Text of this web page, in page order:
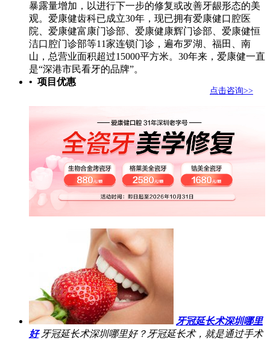
暴露量增加，以进行下一步的修复或改善牙龈形态的美
观。爱康健齿科已成立30年，现已拥有爱康健口腔医
院、爱康健富康门诊部、爱康健康辉门诊部、爱康健恒
洁口腔门诊部等11家连锁门诊，遍布罗湖、福田、南
山，总营业面积超过15000平方米。30年来，爱康健一直
是“深港市民看牙的品牌”。
• 项目优惠
点击咨询>>
牙冠延长术深圳哪里
好 牙冠延长术深圳哪里好？牙冠延长术，就是通过手术